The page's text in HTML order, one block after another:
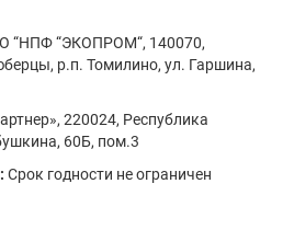
“НПФ “ЭКОПРОМ“, 140070,
р.п. Томилино, ул. Гаршина,
220024, Республика
60Б, пом.3
Срок годности не ограничен